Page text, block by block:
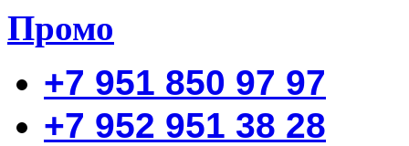
Промо
+7 951 850 97 97
+7 952 951 38 28